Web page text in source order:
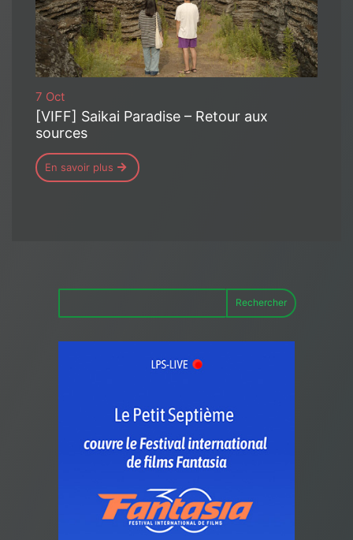
7 Oct
[VIFF] Saikai Paradise – Retour aux
sources
En savoir plus
Rechercher